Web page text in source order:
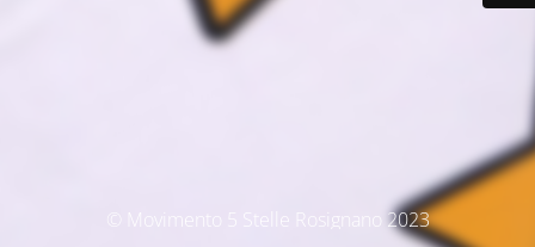
© Movimento 5 Stelle Rosignano 2023